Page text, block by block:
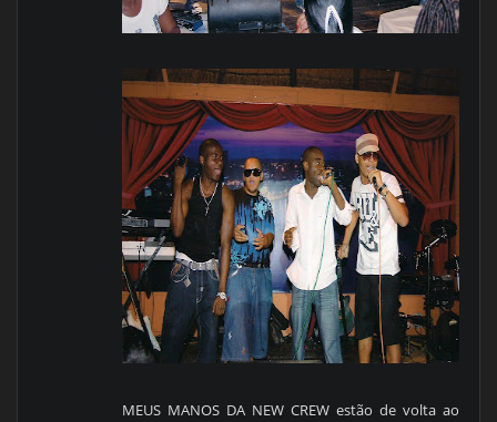
MEUS MANOS DA NEW CREW estão de volta ao